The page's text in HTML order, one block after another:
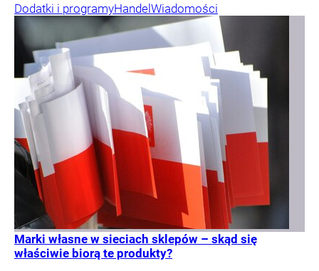
Dodatki i programyHandelWiadomości
Marki własne w sieciach sklepów – skąd się
właściwie biorą te produkty?